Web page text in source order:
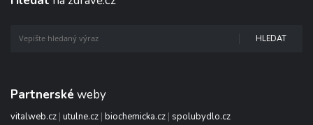
HLEDAT
Partnerské weby
vitalweb.cz | utulne.cz | biochemicka.cz | spolubydlo.cz